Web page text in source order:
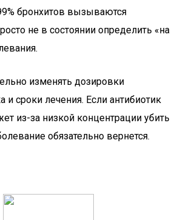
бронхитов вызываются
не в состоянии определить «на
изменять дозировки
и сроки лечения. Если антибиотик
из-за низкой концентрации убить
обязательно вернется.